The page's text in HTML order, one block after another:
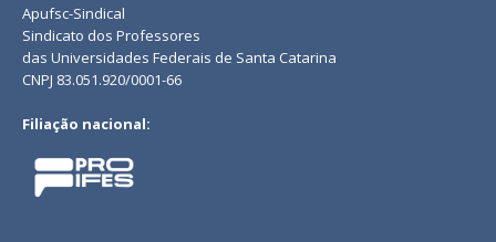
Apufsc-Sindical
Sindicato dos Professores
das Universidades Federais de Santa Catarina
CNPJ 83.051.920/0001-66
Filiação nacional: